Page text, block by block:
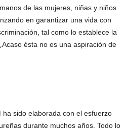
de las mujeres, niñas y niños
en garantizar una vida con
tal como lo establece la
ésta no es una aspiración de
ha sido elaborada con el esfuerzo
durante muchos años. Todo lo